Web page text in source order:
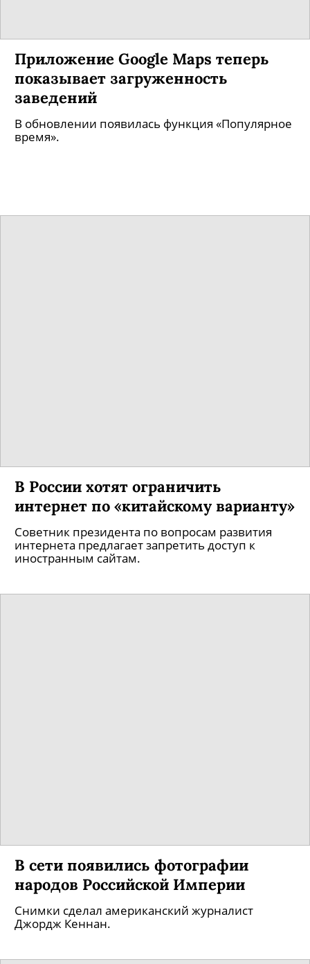
Приложение Google Maps теперь
показывает загруженность
заведений
В обновлении появилась функция «Популярное
время».
В России хотят ограничить
интернет по «китайскому варианту»
Советник президента по вопросам развития
иностранным сайтам.